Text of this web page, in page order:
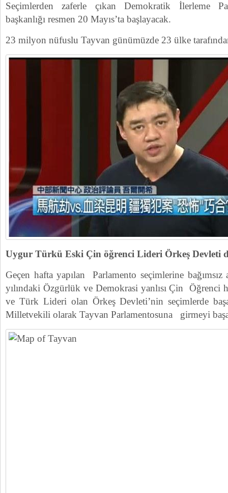
Seçimlerden zaferle çıkan Demokratik İlerleme
başkanlığı resmen 20 Mayıs’ta başlayacak.
23 milyon nüfuslu Tayvan günümüzde 23 ülke
Uygur Türkü Eski Çin öğrenci Lideri Örkeş Devleti
Geçen hafta yapılan Parlamento seçimlerine
yılındaki Özgürlük ve Demokrasi yanlısı Çin Öğrenci
ve Türk Lideri olan Örkeş Devleti’nin seçimlerde
Milletvekili olarak Tayvan Parlamentosuna girmeyi